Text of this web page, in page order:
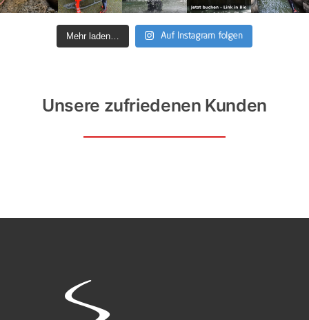
Mehr laden… Auf Instagram folgen
Unsere zufriedenen Kunden